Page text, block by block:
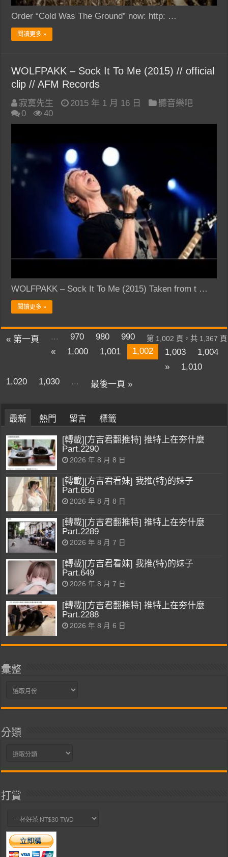
Order “Cold Was The Ground” now: http: …
閱讀更多 »
WOLFPAKK – Sock It To Me (2015) // official
clip // AFM Records
寂寞先生 2015 年 1 月 16 日
聽音樂吧
0
40
WOLFPAKK – Sock It To Me (2015) Taken from t …
閱讀更多 »
第 1,002 頁，共 1,367 頁
« 第一頁 ... 970 980
990
«
1,000 1,001 1,002 1,003
1,004
»
1,010
1,020
1,030 ... 最後一頁 »
最新 熱門 留言 標籤
[轉載][方吉君翻推特] 推特上在夯什麼
Part.2290
2026 年 8 月 8 日
[轉載][方吉君看妹] 我推(特)的妹子
Part.650
2026 年 8 月 8 日
[轉載][方吉君翻推特] 推特上在夯什麼
Part.2289
2026 年 8 月 7 日
[轉載][方吉君看妹] 我推(特)的妹子
Part.649
2026 年 8 月 7 日
[轉載][方吉君翻推特] 推特上在夯什麼
Part.2288
2026 年 8 月 6 日
彙整
彙
分類
分
打賞